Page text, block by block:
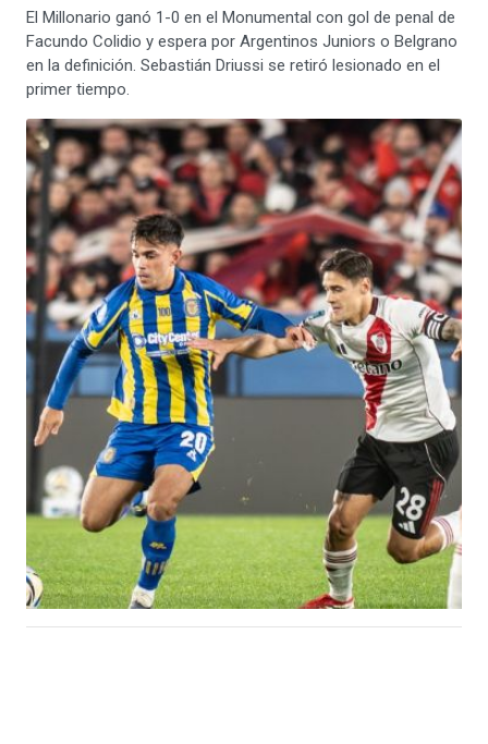
El Millonario ganó 1-0 en el Monumental con gol de penal de
Facundo Colidio y espera por Argentinos Juniors o Belgrano
en la definición. Sebastián Driussi se retiró lesionado en el
primer tiempo.